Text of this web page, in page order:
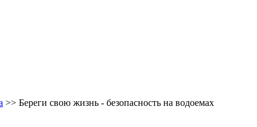
>> Береги свою жизнь - безопасность на водоемах